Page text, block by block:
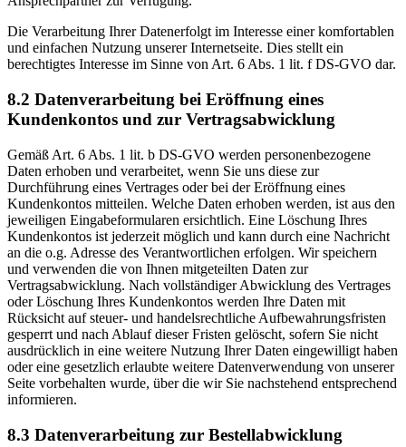
Die Verarbeitung Ihrer Datenerfolgt im Interesse einer komfortablen
und einfachen Nutzung unserer Internetseite. Dies stellt ein
berechtigtes Interesse im Sinne von Art. 6 Abs. 1 lit. f DS-GVO dar.
8.2 Datenverarbeitung bei Eröffnung eines
Kundenkontos und zur Vertragsabwicklung
Gemäß Art. 6 Abs. 1 lit. b DS-GVO werden personenbezogene
Daten erhoben und verarbeitet, wenn Sie uns diese zur
Durchführung eines Vertrages oder bei der Eröffnung eines
Kundenkontos mitteilen. Welche Daten erhoben werden, ist aus den
jeweiligen Eingabeformularen ersichtlich. Eine Löschung Ihres
Kundenkontos ist jederzeit möglich und kann durch eine Nachricht
an die o.g. Adresse des Verantwortlichen erfolgen. Wir speichern
und verwenden die von Ihnen mitgeteilten Daten zur
Vertragsabwicklung. Nach vollständiger Abwicklung des Vertrages
oder Löschung Ihres Kundenkontos werden Ihre Daten mit
Rücksicht auf steuer- und handelsrechtliche Aufbewahrungsfristen
gesperrt und nach Ablauf dieser Fristen gelöscht, sofern Sie nicht
ausdrücklich in eine weitere Nutzung Ihrer Daten eingewilligt haben
oder eine gesetzlich erlaubte weitere Datenverwendung von unserer
Seite vorbehalten wurde, über die wir Sie nachstehend entsprechend
informieren.
8.3 Datenverarbeitung zur Bestellabwicklung